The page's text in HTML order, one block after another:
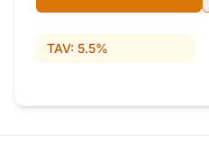
TAV: 5.5%